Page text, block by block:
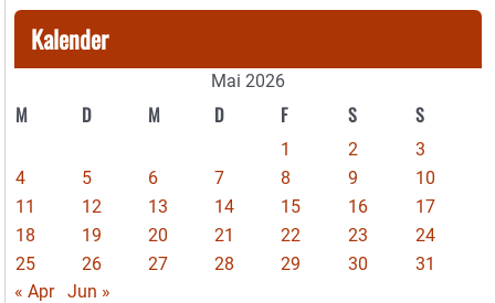
Kalender
Mai 2026
M D M D F S S
1 2
3
4
5 6 7 8 9
10
11
12 13 14 15 16
17
18
19 20 21 22 23
24
25
26 27 28 29 30
31
« Apr
Jun »